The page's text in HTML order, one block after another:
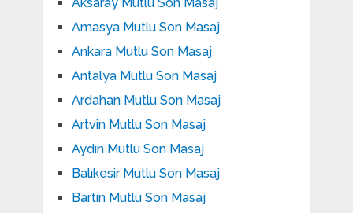
Aksaray Mutlu Son Masaj
Amasya Mutlu Son Masaj
Ankara Mutlu Son Masaj
Antalya Mutlu Son Masaj
Ardahan Mutlu Son Masaj
Artvin Mutlu Son Masaj
Aydın Mutlu Son Masaj
Balıkesir Mutlu Son Masaj
Bartın Mutlu Son Masaj